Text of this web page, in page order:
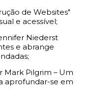
de Websites"
e acessível;
Niederst
e abrange
Mark Pilgrim – Um
aprofundar-se em